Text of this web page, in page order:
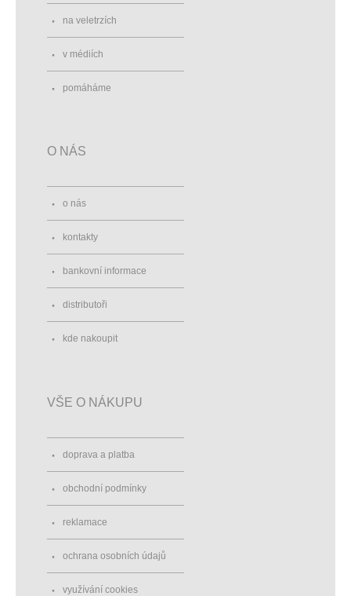
na veletrzích
v médiích
pomáháme
O NÁS
o nás
kontakty
bankovní informace
distributoři
kde nakoupit
VŠE O NÁKUPU
doprava a platba
obchodní podmínky
reklamace
ochrana osobních údajů
využívání cookies